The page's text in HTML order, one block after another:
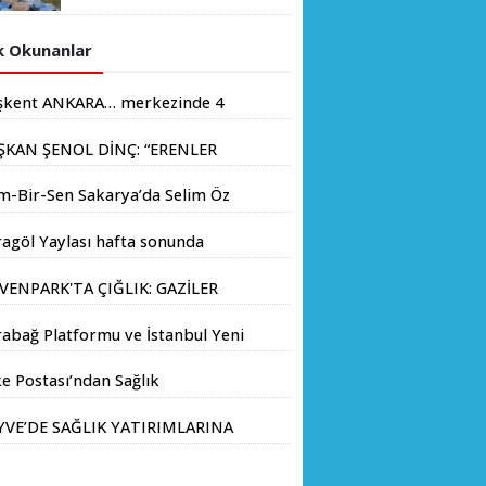
akınına uğradı
Okunanlar
ANKARA… merkezinde 4
ŞENOL DİNÇ: “ERENLER
Bir-Sen Sakarya’da Selim Öz
Yaylası hafta sonunda
ÇIĞLIK: GAZİLER
Platformu ve İstanbul Yeni
İş Birliği Memorandumu
Postası’ndan Sağlık
SAĞLIK YATIRIMLARINA